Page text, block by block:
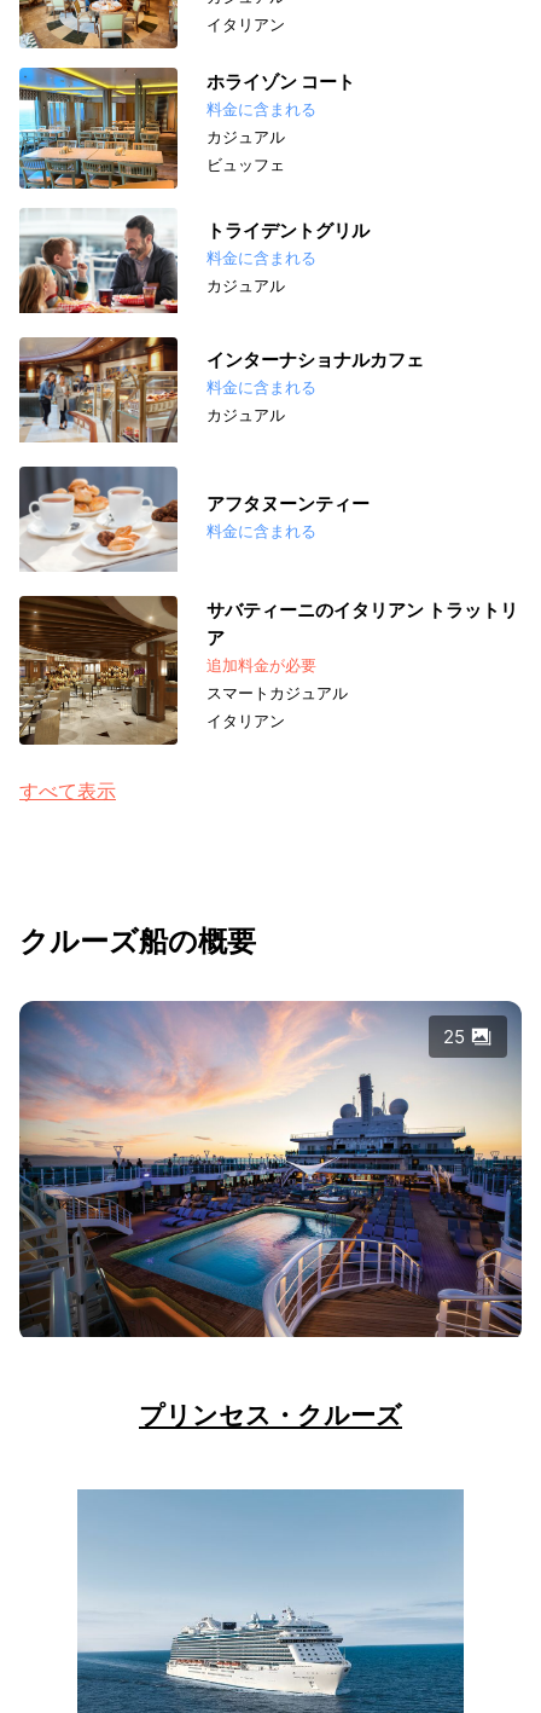
イタリアン
ホライゾン コート
料金に含まれる
カジュアル
ビュッフェ
トライデントグリル
料金に含まれる
カジュアル
インターナショナルカフェ
料金に含まれる
カジュアル
アフタヌーンティー
料金に含まれる
サバティーニのイタリアン トラットリ
ア
追加料金が必要
スマートカジュアル
イタリアン
すべて表示
クルーズ船の概要
25
プリンセス・クルーズ